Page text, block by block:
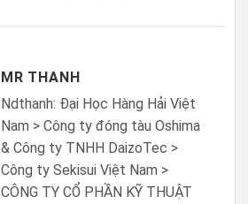
MR THANH
Ndthanh: Đại Học Hàng Hải Việt
Nam > Công ty đóng tàu Oshima
& Công ty TNHH DaizoTec >
Công ty Sekisui Việt Nam >
CÔNG TY CỔ PHẦN KỸ THUẬT